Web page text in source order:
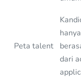
Peta talent
hanya
dari